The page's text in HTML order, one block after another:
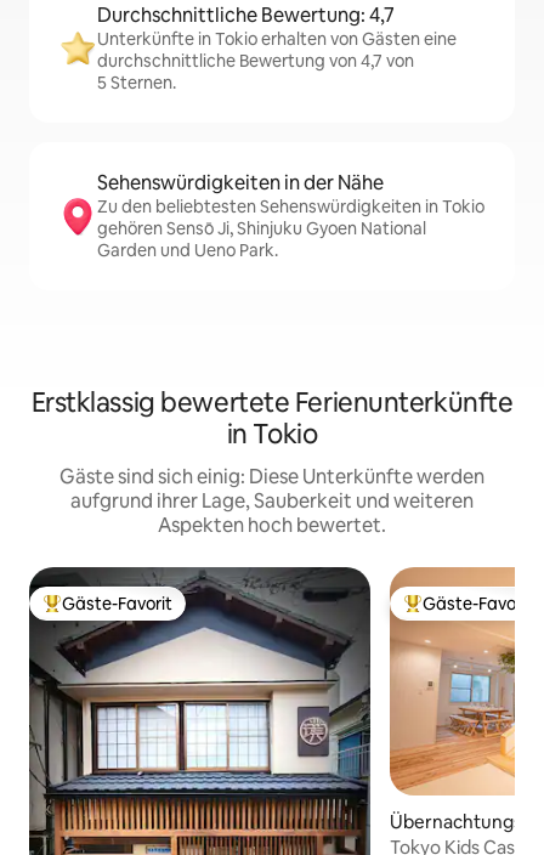
Durchschnittliche Bewertung: 4,7
Unterkünfte in Tokio erhalten von Gästen eine
durchschnittliche Bewertung von 4,7 von
5 Sternen.
Sehenswürdigkeiten in der Nähe
Zu den beliebtesten Sehenswürdigkeiten in Tokio
gehören Sensō Ji, Shinjuku Gyoen National
Garden und Ueno Park.
Erstklassig bewertete Ferienunterkünfte
in Tokio
Gäste sind sich einig: Diese Unterkünfte werden
aufgrund ihrer Lage, Sauberkeit und weiteren
Aspekten hoch bewertet.
Beliebter Gäste-Favorit.
Gäste-Favorit Beliebter Gäste-
Gäste-Favorit
Nakano-ku
Tokyo Kids Castle